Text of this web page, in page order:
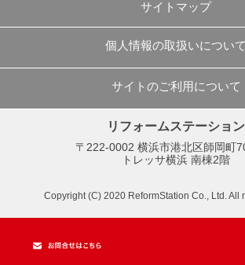
サイトマップ
リフォームステーション
〒222-0002 横浜市港北区師岡町
トレッサ横浜 南棟2階
個人情報の取扱いについて
サイトのご利用について
Copyright (C) 2020 ReformStation Co., Ltd. All